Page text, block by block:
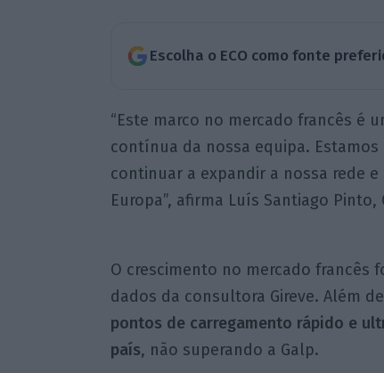
Escolha o ECO como fonte
“Este marco no mercado francês é
contínua da nossa equipa.
continuar a expandir a nossa rede
Europa”, afirma Luís Santiago Pinto,
O crescimento no mercado francês
dados da consultora Gireve. Além
pontos de carregamento rápido e
país, não superando a Galp.